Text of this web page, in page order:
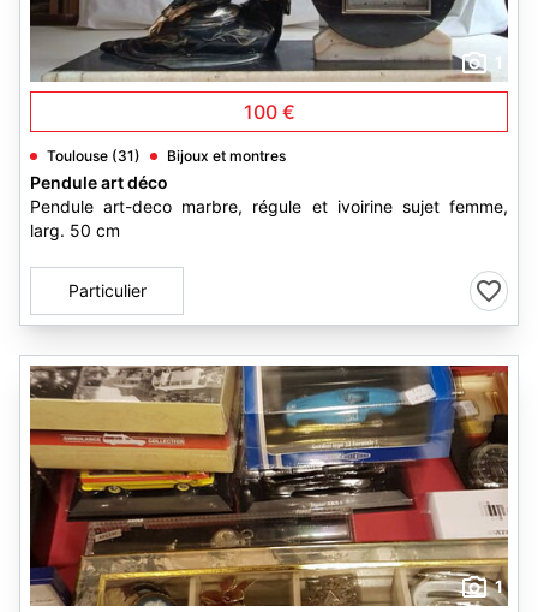
1
100 €
Toulouse (31) Bijoux et montres
Pendule art déco
Pendule art-deco marbre, régule et ivoirine sujet femme,
larg. 50 cm
Particulier
1